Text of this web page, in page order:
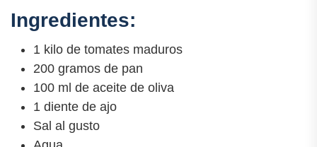
Ingredientes:
1 kilo de tomates maduros
200 gramos de pan
100 ml de aceite de oliva
1 diente de ajo
Sal al gusto